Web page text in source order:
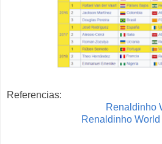
Referencias:
Renaldinho
Renaldinho